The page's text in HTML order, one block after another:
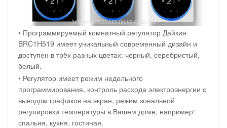
• Программируемый комнатный регулятор Дайкин
BRC1H519 имеет уникальный современный дизайн и
доступен в трёх разных цветах: черный, серебристый,
белый.
• Регулятор имеет режим недельного
программирования, контроль расхода электроэнергии с
выводом графиков на экран, режим зональной
регулировки температуры в Вашем доме, например:
спальня, кухня, гостиная.